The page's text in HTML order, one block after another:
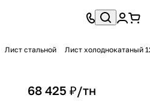
Лист стальной Лист холоднокатаный
68 425 ₽/тн